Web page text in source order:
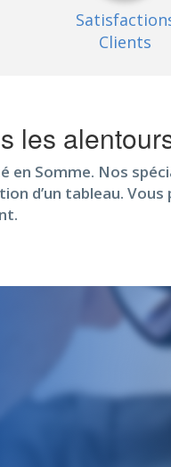
Clients
les
Somme. Nos
d’un tableau.